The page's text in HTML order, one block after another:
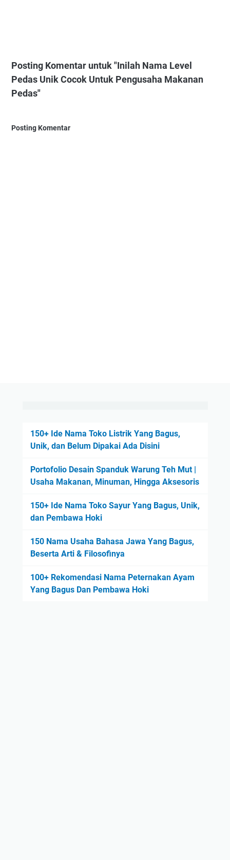
Posting Komentar untuk "Inilah Nama Level
Pedas Unik Cocok Untuk Pengusaha Makanan
Pedas"
Posting Komentar
150+ Ide Nama Toko Listrik Yang Bagus,
Unik, dan Belum Dipakai Ada Disini
Portofolio Desain Spanduk Warung Teh Mut |
Usaha Makanan, Minuman, Hingga Aksesoris
150+ Ide Nama Toko Sayur Yang Bagus, Unik,
dan Pembawa Hoki
150 Nama Usaha Bahasa Jawa Yang Bagus,
Beserta Arti & Filosofinya
100+ Rekomendasi Nama Peternakan Ayam
Yang Bagus Dan Pembawa Hoki